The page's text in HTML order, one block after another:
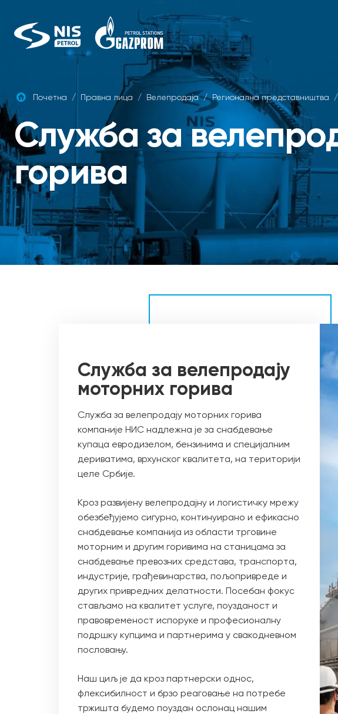
content
Почетна / Правна лица / Велепродаја / Регионална представништва /
Служба за
горива
Служба за велепродају
моторних горива
Служба за велепродају моторних горива
компаније НИС надлежна је за снабдевање
купаца евродизелом, бензинима и специјалним
дериватима, врхунског квалитета, на територији
целе Србије.
Кроз развијену велепродајну и логистичку мрежу
обезбеђујемо сигурно, континуирано и ефикасно
снабдевање компанија из области трговине
моторним и другим горивима на станицама за
снабдевање превозних средстава, транспорта,
индустрије, грађевинарства, пољопривреде и
других привредних делатности. Посебан фокус
стављамо на квалитет услуге, поузданост и
правовременост испоруке и професионалну
подршку купцима и партнерима у свакодневном
пословању.
Наш циљ је да кроз партнерски однос,
флексибилност и брзо реаговање на потребе
тржишта будемо поуздан ослонац нашим